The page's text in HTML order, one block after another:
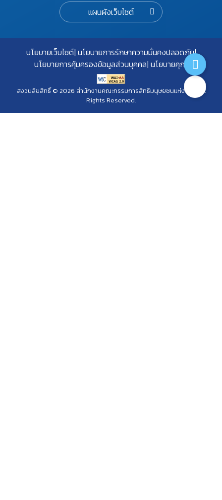
แผนผังเว็บไซต์
นโยบายเว็บไซต์ นโยบายการรักษาความมั่นคงปลอดภัย
นโยบายการคุ้มครองข้อมูลส่วนบุคคล นโยบายคุกกี้
สงวนลิขสิทธิ์ © 2026 สำนักงานคณะกรรมการสิทธิมนุษยชนแห่งชาติ. All
Rights Reserved.